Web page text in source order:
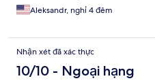
Aleksandr, nghỉ 4 đêm
Nhận xét đã xác thực
10/10 - Ngoại hạng